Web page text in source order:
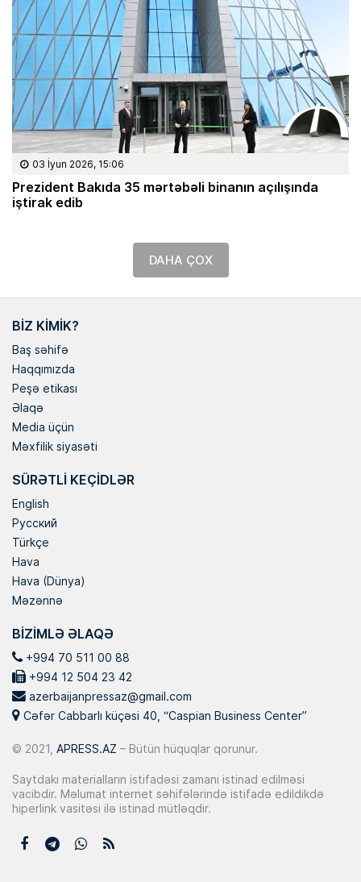
03 İyun 2026, 15:06
Prezident Bakıda 35 mərtəbəli binanın açılışında
iştirak edib
DAHA ÇOX
BIZ KIMIK?
Baş səhifə
Haqqımızda
Peşə etikası
Əlaqə
Media üçün
Məxfilik siyasəti
SÜRƏTLI KEÇIDLƏR
English
Русский
Türkçe
Hava
Hava (Dünya)
Məzənnə
BIZIMLƏ ƏLAQƏ
+994 70 511 00 88
+994 12 504 23 42
azerbaijanpressaz@gmail.com
Cəfər Cabbarlı küçəsi 40, “Caspian Business Center”
© 2021, APRESS.AZ – Bütün hüquqlar qorunur.
Saytdakı materialların istifadəsi zamanı istinad edilməsi
vacibdir. Məlumat internet səhifələrində istifadə edildikdə
hiperlink vasitəsi ilə istinad mütləqdir.